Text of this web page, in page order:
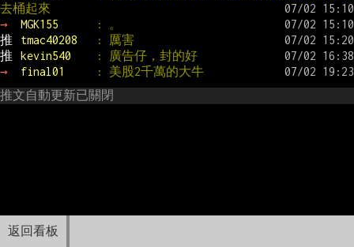
返回看板
去桶起來
→
MGK155
: 。
推
tmac40208
: 厲害
推
kevin540
: 廣告仔，封的好
→
final01
: 美股2千萬的大牛
推文自動更新已關閉